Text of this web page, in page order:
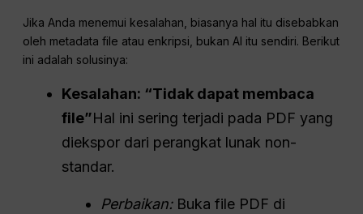
Jika Anda menemui kesalahan, biasanya hal itu disebabkan
oleh metadata file atau enkripsi, bukan AI itu sendiri. Berikut
ini adalah solusinya:
Kesalahan: “Tidak dapat membaca
file”Hal ini sering terjadi pada PDF yang
diekspor dari perangkat lunak non-
standar.
Perbaikan:Buka file PDF di